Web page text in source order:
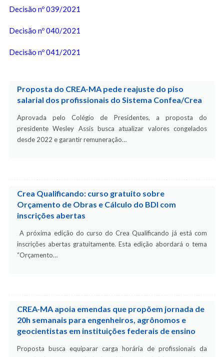
Decisão nº 039/2021
Decisão nº 040/2021
Decisão nº 041/2021
Proposta do CREA-MA pede reajuste do piso
salarial dos profissionais do Sistema Confea/Crea
Aprovada pelo Colégio de Presidentes, a proposta do
presidente Wesley Assis busca atualizar valores congelados
desde 2022 e garantir remuneração…
Crea Qualificando: curso gratuito sobre
Orçamento de Obras e Cálculo do BDI com
inscrições abertas
A próxima edição do curso do Crea Qualificando já está com
inscrições abertas gratuitamente. Esta edição abordará o tema
“Orçamento…
CREA-MA apoia emendas que propõem jornada de
20h semanais para engenheiros, agrônomos e
geocientistas em instituições federais de ensino
Proposta busca equiparar carga horária de profissionais da